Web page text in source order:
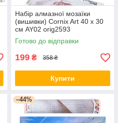
Набір алмазної мозаїки
(вишивки) Cornix Art 40 x 30
см AY02 orig2593
Готово до відправки
199 ₴ 358 ₴
Купити
–44%